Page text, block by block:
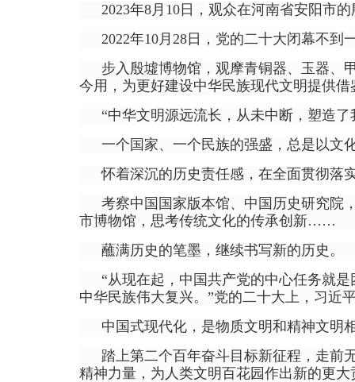
2023年8月10日，观众在河南省安阳市
2022年10月28日，党的二十大闭幕不
步入殷墟博物馆，观摩青铜器、玉器、
今用，为更好建设中华民族现代文明提供借
“中华文明源远流长，从未中断，塑造
一个国家、一个民族的强盛，总是以文
怀着深沉的历史责任感，在全面贯彻
考察中国国家版本馆、中国历史研究院
市博物馆，思考传统文化的传承创新……
蘸满历史的笔墨，继续书写新的历史。
“从现在起，中国共产党的中心任务就
中华民族伟大复兴。”党的二十大上，习近
中国式现代化，是物质文明和精神文明
踏上第二个百年奋斗目标新征程，走前
精神力量，为人类文明百花园作出新的更大